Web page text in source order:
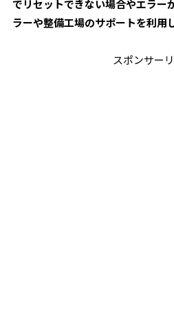
でリセットできない場合やエラー
ラーや整備工場のサポートを利用
スポンサー